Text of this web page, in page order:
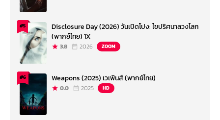
#5
Disclosure Day (2026) วันเปิดโปง: ไขปริศนาลวงโลก
(พากย์ไทย) 1X
3.8 2026 ZOOM
#6 Weapons (2025) เวเพินส์ (พากย์ไทย)
0.0 2025 HD